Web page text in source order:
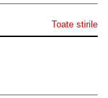
Toate stirile